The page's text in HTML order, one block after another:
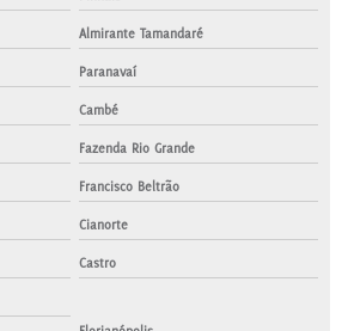
Almirante Tamandaré
Paranavaí
Cambé
Fazenda Rio Grande
Francisco Beltrão
Cianorte
Castro